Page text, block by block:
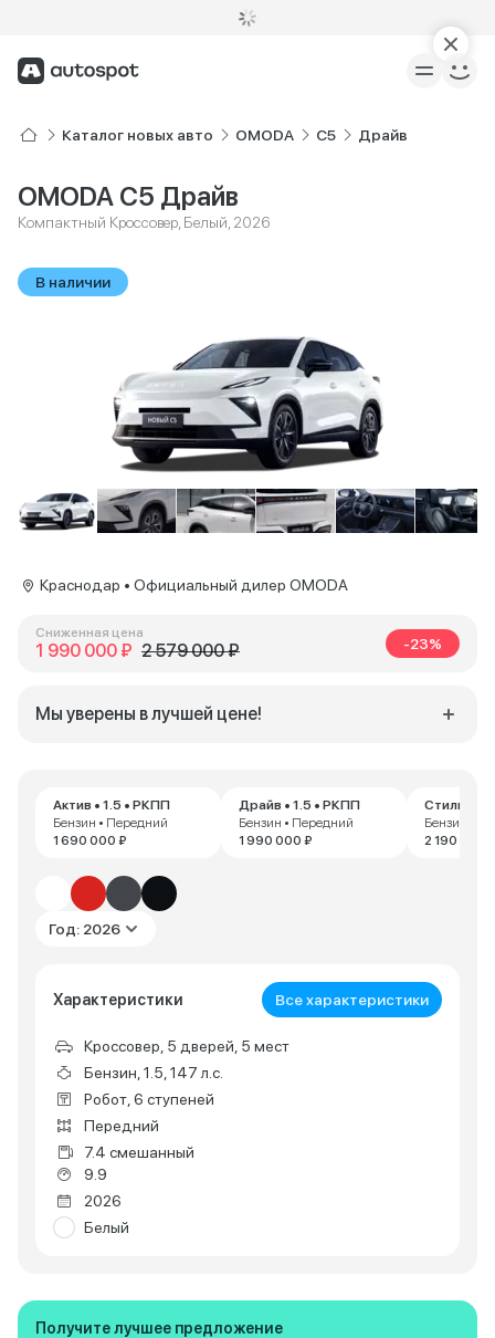
Каталог новых авто OMODA C5 Драйв
OMODA C5 Драйв
Компактный Кроссовер, Белый, 2026
В наличии
Актив • 1.5 • РКПП
Бензин • Передний
1 690 000 ₽
Драйв • 1.5 • РКПП
Бензин • Передний
1 990 000 ₽
Стиль •
Бензин •
2 190 000
Год: 2026
Характеристики Все характеристики
Кроссовер, 5 дверей, 5 мест
Бензин, 1.5, 147 л.с.
Робот, 6 ступеней
Передний
7.4 смешанный
9.9
2026
Белый
Краснодар • Официальный дилер OMODA
Сниженная цена
1 990 000 ₽ 2 579 000 ₽ -23%
Мы уверены в лучшей цене!
Получите лучшее предложение